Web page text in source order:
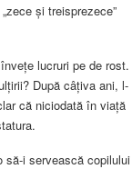
și treisprezece”
lucruri pe de rost.
După câțiva ani, l-
că niciodată în viață
să-i servească copilului